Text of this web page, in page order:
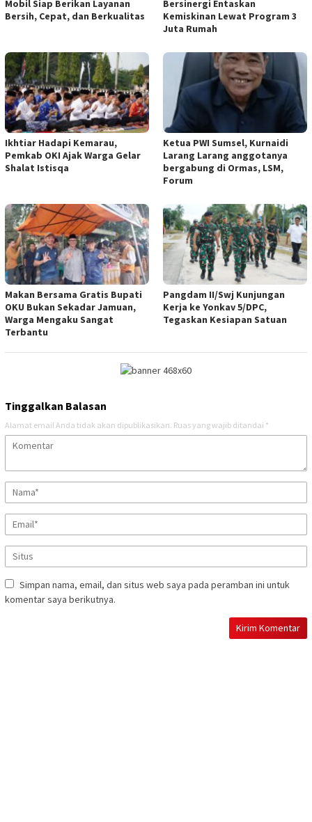
Mobil Siap Berikan Layanan
Bersih, Cepat, dan Berkualitas
Bersinergi Entaskan
Kemiskinan Lewat Program 3
Juta Rumah
Ikhtiar Hadapi Kemarau,
Pemkab OKI Ajak Warga Gelar
Shalat Istisqa
Ketua PWI Sumsel, Kurnaidi
Larang Larang anggotanya
bergabung di Ormas, LSM,
Forum
Makan Bersama Gratis Bupati
OKU Bukan Sekadar Jamuan,
Warga Mengaku Sangat
Terbantu
Pangdam II/Swj Kunjungan
Kerja ke Yonkav 5/DPC,
Tegaskan Kesiapan Satuan
Tinggalkan Balasan
Alamat email Anda tidak akan dipublikasikan. Ruas yang wajib ditandai *
Simpan nama, email, dan situs web saya pada peramban ini untuk
komentar saya berikutnya.